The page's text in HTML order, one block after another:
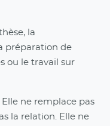
la
préparation de
ou le travail sur
Elle ne remplace pas
la relation. Elle ne